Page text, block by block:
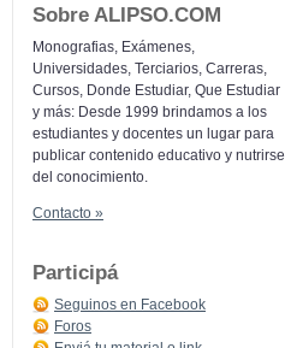
Sobre ALIPSO.COM
Monografias, Exámenes,
Universidades, Terciarios, Carreras,
Cursos, Donde Estudiar, Que Estudiar
y más: Desde 1999 brindamos a los
estudiantes y docentes un lugar para
publicar contenido educativo y nutrirse
del conocimiento.
Contacto »
Participá
Seguinos en Facebook
Foros